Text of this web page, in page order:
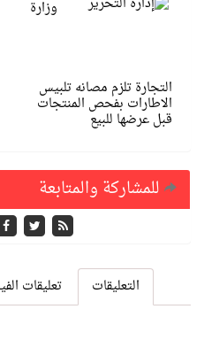
وزارة
التجارة تلزم مصانه تلبيس
الاطارات بفحص المنتجات
قبل عرضها للبيع
للمشاركة والمتابعة
التعليقات تعليقات